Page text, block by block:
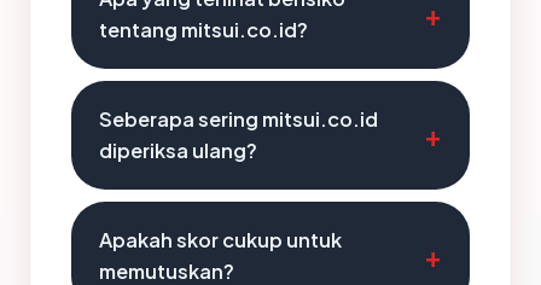
tentang mitsui.co.id?
Seberapa sering mitsui.co.id
diperiksa ulang?
Apakah skor cukup untuk
memutuskan?